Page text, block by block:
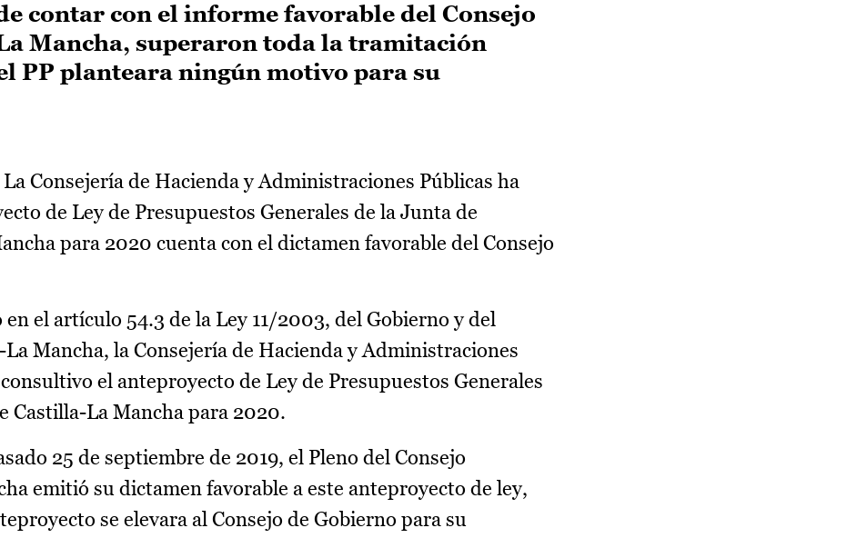
contar con el informe favorable del Consejo
Mancha, superaron toda la tramitación
PP planteara ningún motivo para su
La Consejería de Hacienda y Administraciones Públicas ha
de Ley de Presupuestos Generales de la Junta de
para 2020 cuenta con el dictamen favorable del Consejo
el artículo 54.3 de la Ley 11/2003, del Gobierno y del
Mancha, la Consejería de Hacienda y Administraciones
el anteproyecto de Ley de Presupuestos Generales
Castilla-La Mancha para 2020.
25 de septiembre de 2019, el Pleno del Consejo
emitió su dictamen favorable a este anteproyecto de ley,
se elevara al Consejo de Gobierno para su